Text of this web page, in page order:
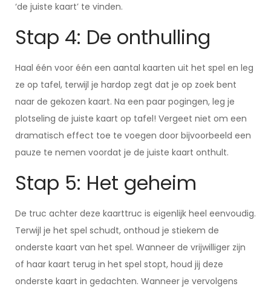
‘de juiste kaart’ te vinden.
Stap 4: De onthulling
Haal één voor één een aantal kaarten uit het spel en leg
ze op tafel, terwijl je hardop zegt dat je op zoek bent
naar de gekozen kaart. Na een paar pogingen, leg je
plotseling de juiste kaart op tafel! Vergeet niet om een
dramatisch effect toe te voegen door bijvoorbeeld een
pauze te nemen voordat je de juiste kaart onthult.
Stap 5: Het geheim
De truc achter deze kaarttruc is eigenlijk heel eenvoudig.
Terwijl je het spel schudt, onthoud je stiekem de
onderste kaart van het spel. Wanneer de vrijwilliger zijn
of haar kaart terug in het spel stopt, houd jij deze
onderste kaart in gedachten. Wanneer je vervolgens